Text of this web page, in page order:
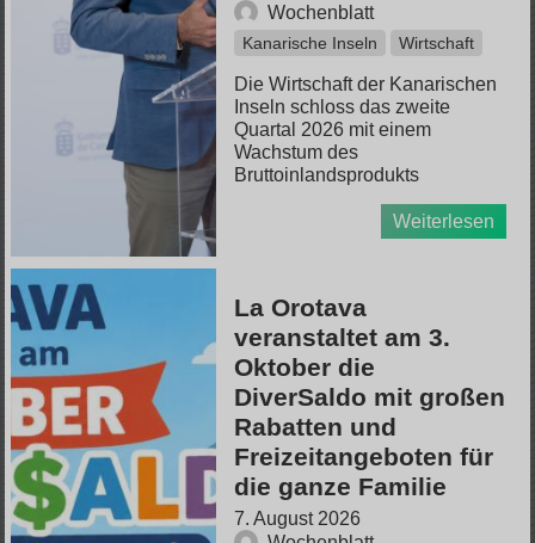
Wochenblatt
Kanarische Inseln Wirtschaft
Die Wirtschaft der Kanarischen
Inseln schloss das zweite
Quartal 2026 mit einem
Wachstum des
Bruttoinlandsprodukts
Weiterlesen
La Orotava
veranstaltet am 3.
Oktober die
DiverSaldo mit großen
Rabatten und
Freizeitangeboten für
die ganze Familie
7. August 2026